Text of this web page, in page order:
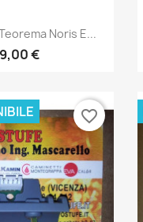
Noris E...
€
favorite_border